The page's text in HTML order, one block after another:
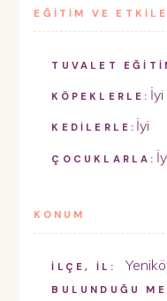
EĞİTİM VE
TUVALET
KÖPEKLERLE: İyi
KEDİLERLE: İyi
ÇOCUKLARLA:
KONUM
İLÇE, İL:
BULUNDUĞU